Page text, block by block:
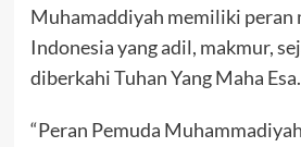
Muhamaddiyah memiliki peran
Indonesia yang adil, makmur,
diberkahi Tuhan Yang Maha Esa.
“Peran Pemuda